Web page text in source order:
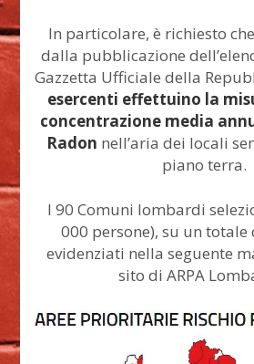
In particolare, è richiesto
dalla pubblicazione
Gazzetta Ufficiale della
esercenti effettuino la
concentrazione media
Radon nell’aria dei locali
piano terra.
I 90 Comuni lombardi
000 persone), su un totale
evidenziati nella seguente
sito di ARPA